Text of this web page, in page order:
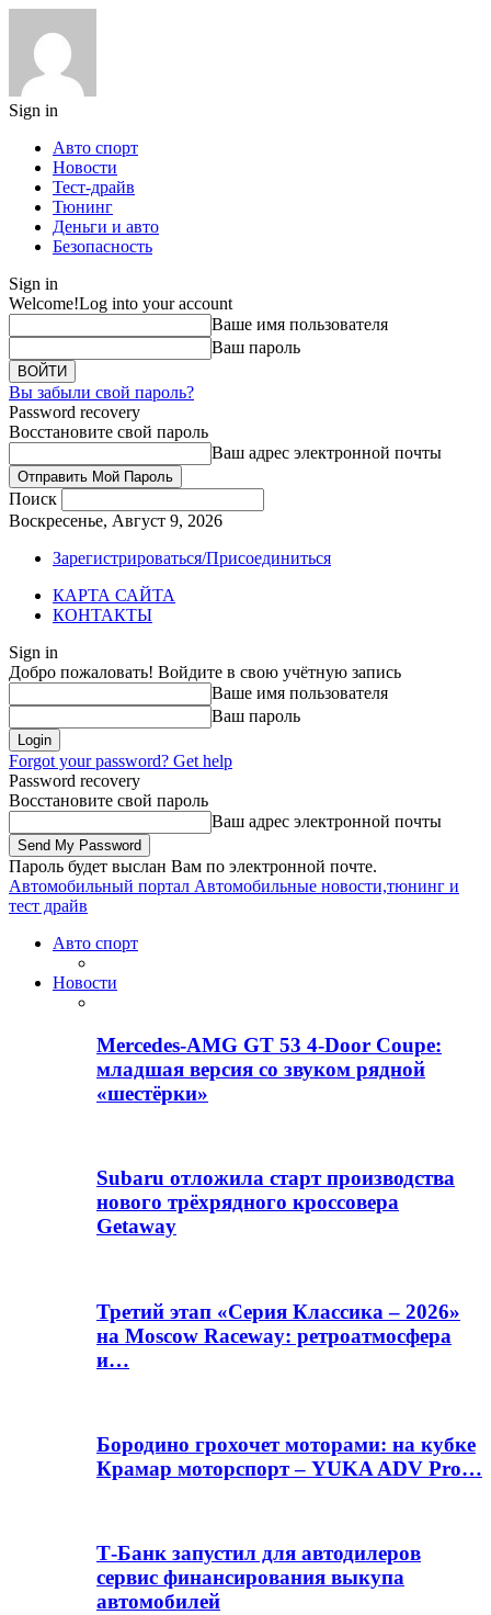
Sign in
Авто спорт
Новости
Тест-драйв
Тюнинг
Деньги и авто
Безопасность
Sign in
Welcome!Log into your account
Ваше имя пользователя
Ваш пароль
Вы забыли свой пароль?
Password recovery
Восстановите свой пароль
Ваш адрес электронной почты
Поиск
Воскресенье, Август 9, 2026
Зарегистрироваться/Присоединиться
КАРТА САЙТА
КОНТАКТЫ
Sign in
Добро пожаловать! Войдите в свою учётную запись
Ваше имя пользователя
Ваш пароль
Forgot your password? Get help
Password recovery
Восстановите свой пароль
Ваш адрес электронной почты
Пароль будет выслан Вам по электронной почте.
Автомобильный портал Автомобильные новости,тюнинг и
тест драйв
Авто спорт
Новости
Mercedes-AMG GT 53 4-Door Coupe:
младшая версия со звуком рядной
«шестёрки»
Subaru отложила старт производства
нового трёхрядного кроссовера
Getaway
Третий этап «Серия Классика – 2026»
на Moscow Raceway: ретроатмосфера
и…
Бородино грохочет моторами: на кубке
Крамар моторспорт – YUKA ADV Pro…
Т-Банк запустил для автодилеров
сервис финансирования выкупа
автомобилей